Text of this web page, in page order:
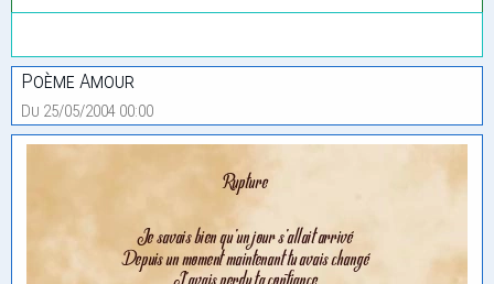
Poème Amour
Du 25/05/2004 00:00